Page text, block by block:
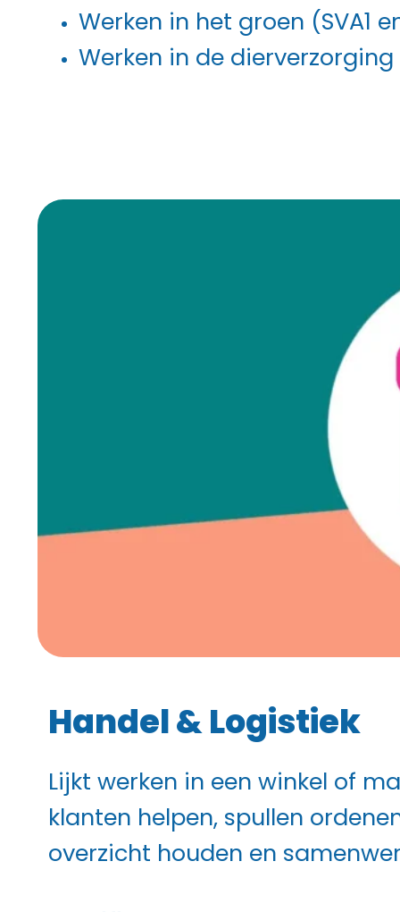
Werken in het groen (SVA1
Werken in de dierverzorging
Handel & Logistiek
Lijkt werken in een winkel of
klanten helpen, spullen
overzicht houden en